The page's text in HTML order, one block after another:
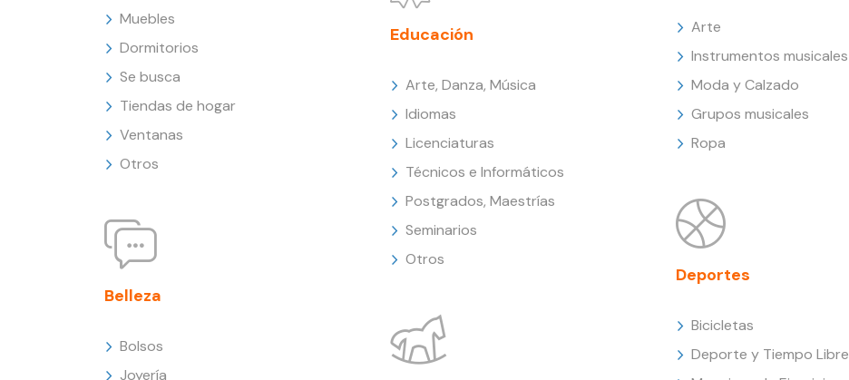
Muebles
Dormitorios
Se busca
Tiendas de hogar
Ventanas
Otros
Belleza
Bolsos
Joyería
Educación
Arte, Danza, Música
Idiomas
Licenciaturas
Técnicos e Informáticos
Postgrados, Maestrías
Seminarios
Otros
Arte
Instrumentos musicales
Moda y Calzado
Grupos musicales
Ropa
Deportes
Bicicletas
Deporte y Tiempo Libre